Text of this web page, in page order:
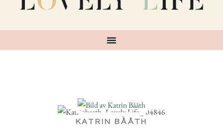
KATRIN BÅÅTH